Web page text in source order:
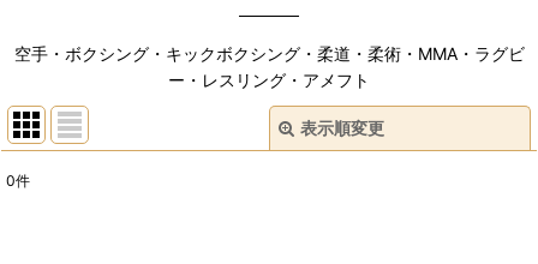
空手・ボクシング・キックボクシング・柔道・柔術・MMA・ラグビ
ー・レスリング・アメフト
表示順変更
0件